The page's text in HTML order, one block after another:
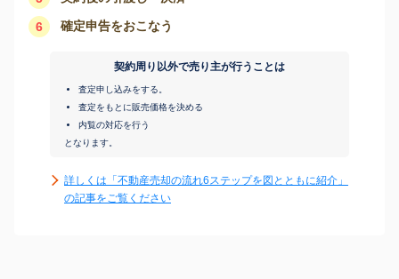
6 確定申告をおこなう
契約周り以外で売り主が行うことは
査定申し込みをする。
査定をもとに販売価格を決める
内覧の対応を行う
となります。
詳しくは「不動産売却の流れ6ステップを図とともに紹介」
の記事をご覧ください